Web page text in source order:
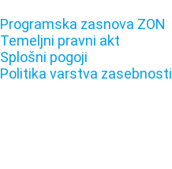
Programska zasnova ZON
Temeljni pravni akt
Splošni pogoji
Politika varstva zasebnosti